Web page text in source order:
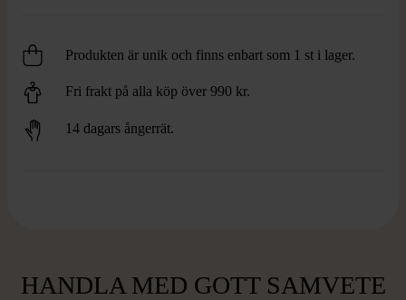
Produkten är unik och finns enbart som 1 st i lager.
Fri frakt på alla köp över 990 kr.
14 dagars ångerrät.
HANDLA MED GOTT SAMVETE